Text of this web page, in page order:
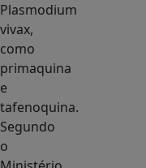
Plasmodium
vivax,
como
primaquina
e
tafenoquina.
Segundo
o